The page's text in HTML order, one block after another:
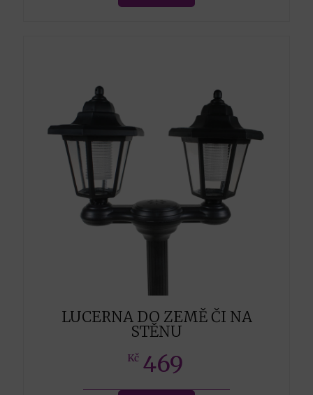
LUCERNA DO ZEMĚ ČI NA
STĚNU
Kč 469